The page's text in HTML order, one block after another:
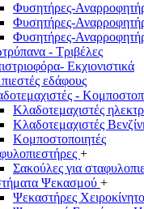
Φυσητήρες-
Φυσητήρες-
Φυσητήρες-
- Τριβέλες
Εκχιονιστικά
εδάφους
-
Κλαδοτεμαχιστές
Κλαδοτεμαχιστές
Κομποστοποιητές
+
Σακούλες για
Ψεκασμού +
Ψεκαστήρες